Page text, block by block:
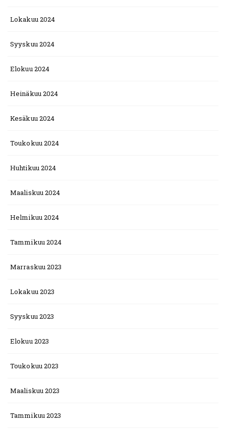
Lokakuu 2024
Syyskuu 2024
Elokuu 2024
Heinäkuu 2024
Kesäkuu 2024
Toukokuu 2024
Huhtikuu 2024
Maaliskuu 2024
Helmikuu 2024
Tammikuu 2024
Marraskuu 2023
Lokakuu 2023
Syyskuu 2023
Elokuu 2023
Toukokuu 2023
Maaliskuu 2023
Tammikuu 2023